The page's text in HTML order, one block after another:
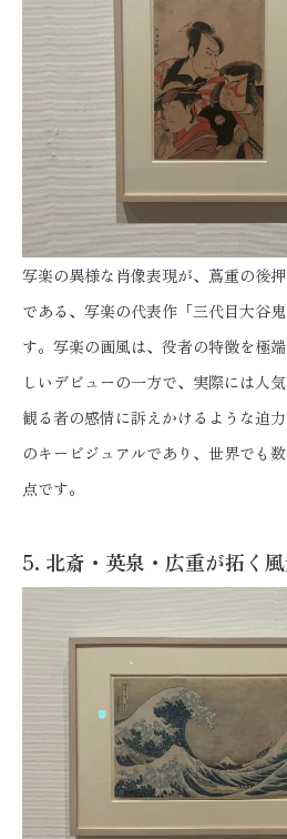
写楽の異様な肖像表現が、蔦重の後
である、写楽の代表作「三代目大谷
す。写楽の画風は、役者の特徴を極
しいデビューの一方で、実際には人
観る者の感情に訴えかけるような迫
のキービジュアルであり、世界でも
点です。
5. 北斎・英泉・広重が拓く